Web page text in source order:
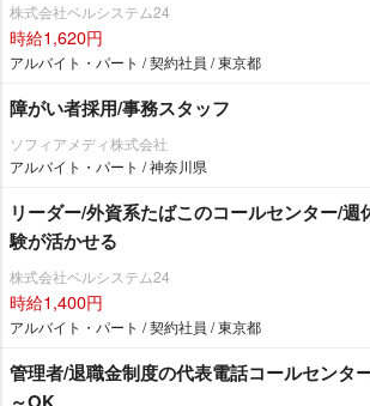
株式会社ベルシステム24
時給1,620円
アルバイト・パート / 契約社員 / 東京都
障がい者採用/事務スタッフ
ソフィアメディ株式会社
アルバイト・パート / 神奈川県
リーダー/外資系たばこのコールセンター/
験が活かせる
株式会社ベルシステム24
時給1,400円
アルバイト・パート / 契約社員 / 東京都
管理者/退職金制度の代表電話コールセンタ